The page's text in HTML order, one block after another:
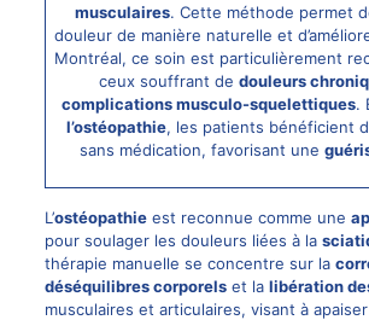
musculaires. Cette méthode permet
douleur de manière naturelle et
Montréal, ce soin est particulièrement
ceux souffrant de douleurs
complications musculo-squelettiques.
l’ostéopathie, les patients bénéficient
sans médication, favorisant une
L’ostéopathieest reconnue comme une
pour soulager les douleurs liées à la
thérapie manuelle se concentre sur la
déséquilibres corporelset la libération
musculaires et articulaires, visant à apaiser